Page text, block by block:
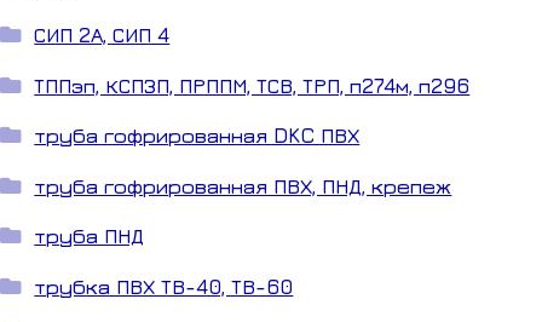
СИП 2А, СИП 4
ТППэп, КСПЗП, ПРППМ, ТСВ, ТРП, п274м, п296
труба гофрированная DKC ПВХ
труба гофрированная ПВХ, ПНД, крепеж
труба ПНД
трубка ПВХ ТВ-40, ТВ-60